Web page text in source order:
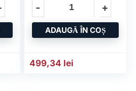
pentru CANON
TM-255
ADAUGĂ ÎN COȘ
499,34 lei